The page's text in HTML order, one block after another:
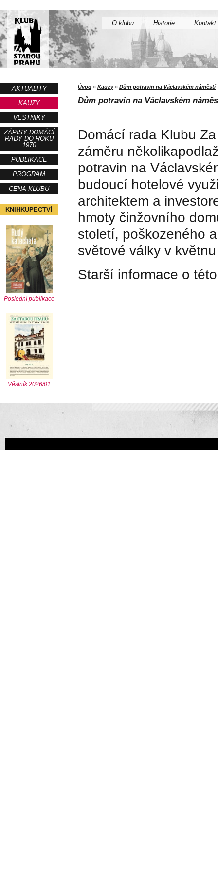
O klubu Historie Kontakt
AKTUALITY
KAUZY
VĚSTNÍKY
ZÁPISY DOMÁCÍ
RADY DO ROKU
1970
PUBLIKACE
PROGRAM
CENA KLUBU
KNIHKUPECTVÍ
Poslední publikace
Věstník 2026/01
Úvod » Kauzy» Dům potravin na Václavském náměstí
Dům potravin na Václavském
Domácí rada Klubu
záměru
potravin na
budoucí hotelové
architektem a
hmoty činžovního
století, poškozeného
světové války v
Starší informace o